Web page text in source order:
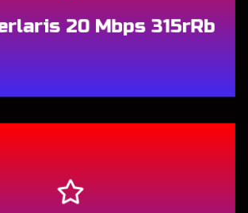
20 Mbps 315rRb